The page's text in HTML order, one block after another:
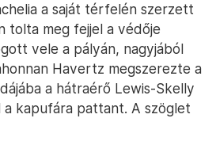
a saját térfelén szerzett
tolta meg fejjel a védője
vele a pályán, nagyjából
Havertz megszerezte a
a hátraérő Lewis-Skelly
kapufára pattant. A szöglet